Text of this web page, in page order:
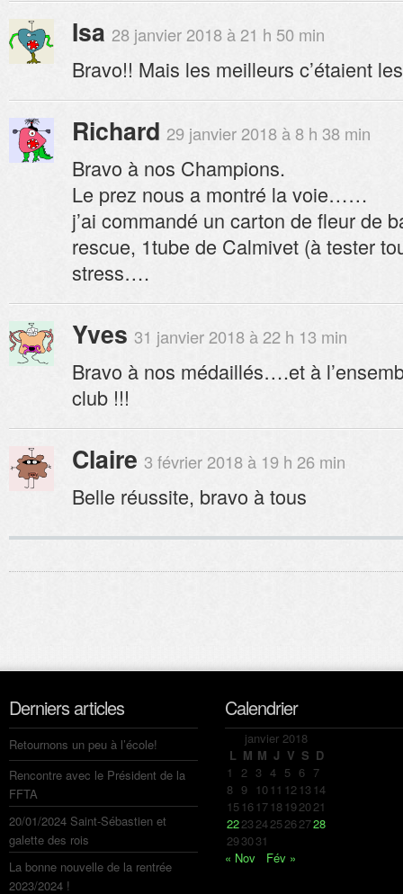
Isa 28 janvier 2018 à 21 h 50 min
Bravo!! Mais les meilleurs c’étaient
Richard 29 janvier 2018 à 8 h 38 min
Bravo à nos Champions.
Le prez nous a montré la voie……
j’ai commandé un carton de fleur de
rescue, 1tube de Calmivet (à tester
stress….
Yves 31 janvier 2018 à 22 h 13 min
Bravo à nos médaillés….et à
club !!!
Claire 3 février 2018 à 19 h 26 min
Belle réussite, bravo à tous
Derniers articles
Retournons un peu à l’école!
Rencontre avec le Président de la
FFTA
20/01/2024 Saint-Sébastien et
galette des rois
La bonne nouvelle de la rentrée
2023/2024 !
Calendrier
janvier 2018
L M M J V S D
1 2 3 4 5 6 7
8 9 10 11 12 13 14
15 16 17 18 192021
22232425262728
293031
« Nov
Fév »